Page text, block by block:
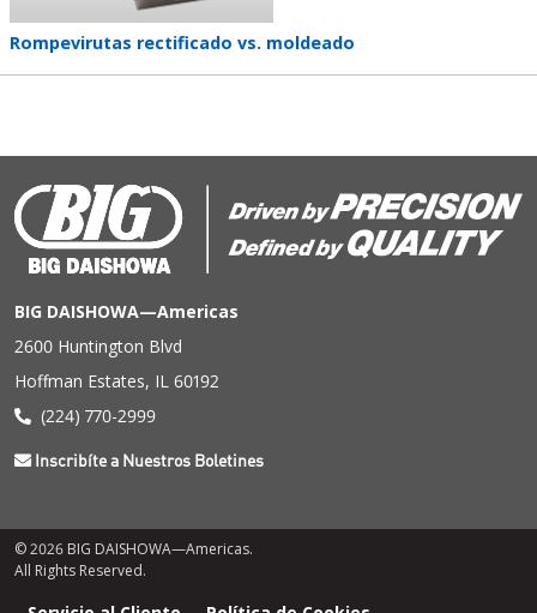
Teaser
Rompevirutas rectificado vs. moldeado
BIG DAISHOWA—Americas
2600 Huntington Blvd
Hoffman Estates, IL 60192
(224) 770-2999
Inscribíte a Nuestros Boletines
© 2026 BIG DAISHOWA—Americas.
All Rights Reserved.